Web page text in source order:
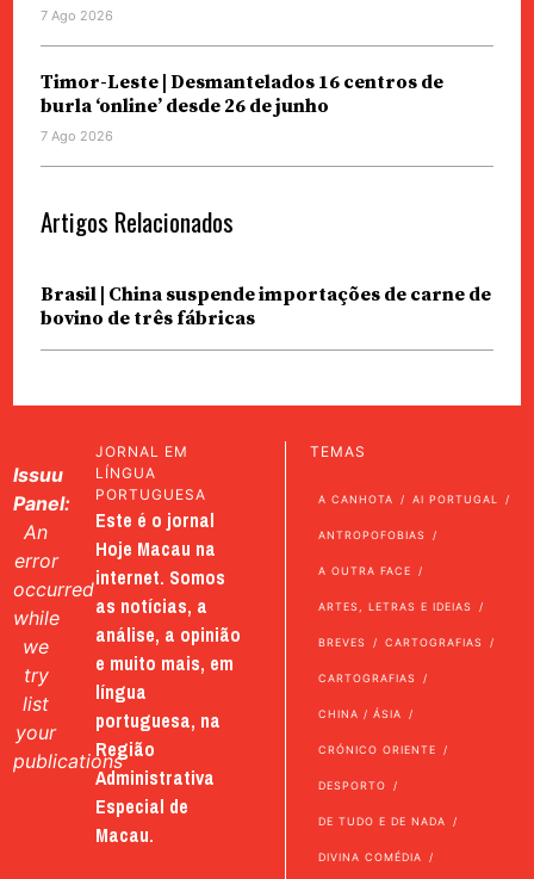
7 Ago 2026
Timor-Leste | Desmantelados 16 centros de
burla ‘online’ desde 26 de junho
7 Ago 2026
Artigos Relacionados
Brasil | China suspende importações de carne de
bovino de três fábricas
Issuu
Panel:
An
error
occurred
while
we
try
list
your
publications
JORNAL EM
LÍNGUA
PORTUGUESA
Este é o jornal
Hoje Macau na
internet. Somos
as notícias, a
análise, a opinião
e muito mais, em
língua
portuguesa, na
Região
Administrativa
Especial de
Macau.
TEMAS
A CANHOTA AI PORTUGAL
ANTROPOFOBIAS
A OUTRA FACE
ARTES, LETRAS E IDEIAS
BREVES CARTOGRAFIAS
CARTOGRAFIAS
CHINA / ÁSIA
CRÓNICO ORIENTE
DESPORTO
DE TUDO E DE NADA
DIVINA COMÉDIA